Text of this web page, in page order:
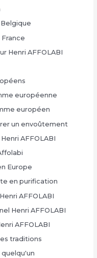
Henri AFFOLABI
européenne
européen
un envoûtement
AFFOLABI
Europe
en purification
AFFOLABI
Henri AFFOLABI
AFFOLABI
traditions
quelqu'un